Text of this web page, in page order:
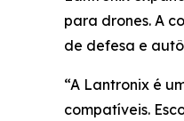
para drones. A
de defesa e
“A Lantronix é
compatíveis.